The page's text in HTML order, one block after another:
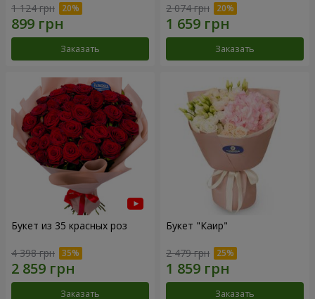
1 124 грн
Заказать
2 074 грн
Заказать
Букет из 35 красных роз
4 398 грн
Заказать
Букет "Каир"
2 479 грн
Заказать